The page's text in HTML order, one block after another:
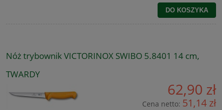
DO KOSZYKA
Nóż trybownik VICTORINOX SWIBO 5.8401 14 cm,
TWARDY
62,90 zł
Cena netto: 51,14 zł